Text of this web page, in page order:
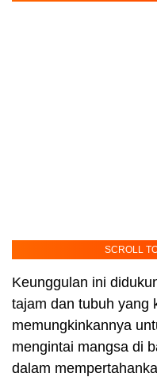
SCROLL
Keunggulan ini
tajam dan tubuh yang
memungkinkannya
mengintai mangsa di
dalam